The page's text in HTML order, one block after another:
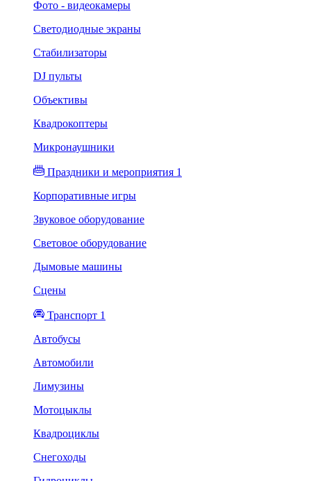
Фото - видеокамеры
Светодиодные экраны
Стабилизаторы
DJ пульты
Объективы
Квадрокоптеры
Микронаушники
Праздники и мероприятия 1
Корпоративные игры
Звуковое оборудование
Световое оборудование
Дымовые машины
Сцены
Транспорт 1
Автобусы
Автомобили
Лимузины
Мотоцыклы
Квадроциклы
Снегоходы